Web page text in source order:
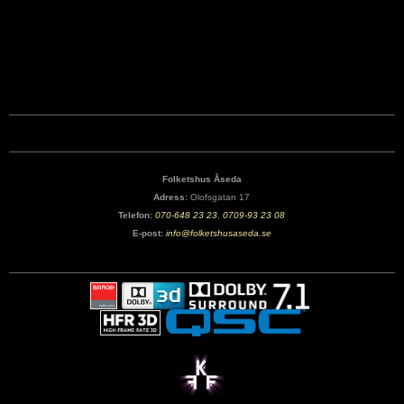
Folketshus Åseda
Adress: Olofsgatan 17
Telefon: 070-648 23 23,0709-93 23 08
E-post: info@folketshusaseda.se